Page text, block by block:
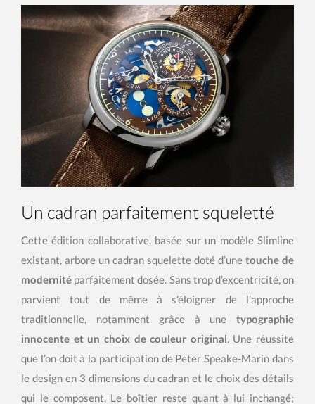
Un cadran parfaitement squeletté
Cette édition collaborative, basée sur un modèle Slimline
existant, arbore un cadran squelette doté d’une touche de
modernité parfaitement dosée. Sans trop d’excentricité, on
parvient tout de même à s’éloigner de l’approche
traditionnelle, notamment grâce à une typographie
innocente et un choix de couleur original. Une réussite
que l’on doit à la participation de Peter Speake-Marin dans
le design en 3 dimensions du cadran et le choix des détails
qui le composent. Le boîtier reste quant à lui inchangé;